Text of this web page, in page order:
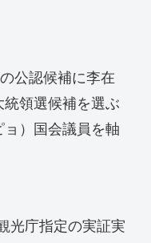
公認候補に李在
領選候補を選ぶ
）国会議員を軸
光庁指定の実証実